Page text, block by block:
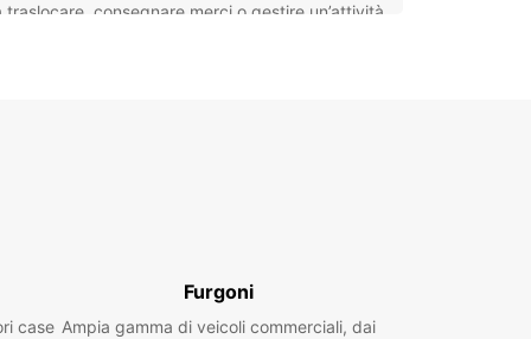
traslocare, consegnare merci o gestire un’attività
di noleggio one-way per maggiore
case
Furgoni
Ampia gamma di veicoli commerciali, dai